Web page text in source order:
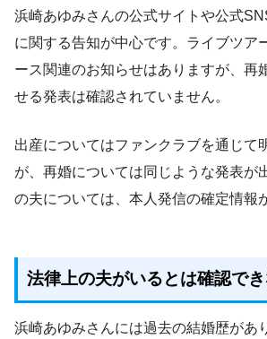
浜崎あゆみさんの公式サイトや公式
に関する告知が中心です。ライブツア
ース関連のお知らせはありますが、再
せる発表は確認されていません。
出産についてはファンクラブを通じて
が、再婚については同じような発表が
の夫については、本人発信の確定情報
法律上の夫がいるとは確認で
浜崎あゆみさんには過去の結婚歴があ